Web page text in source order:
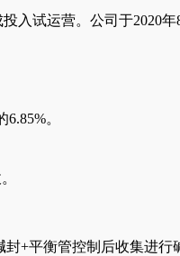
试运营。公司于2020
。
封+平衡管控制后收集进行